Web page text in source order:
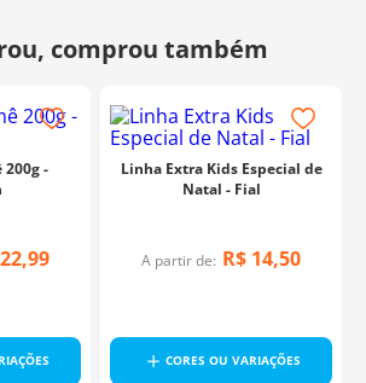
200g -
22,99
Linha Extra Kids Especial de
Natal - Fial
A partir de: R$ 14,50
CORES OU VARIAÇÕES